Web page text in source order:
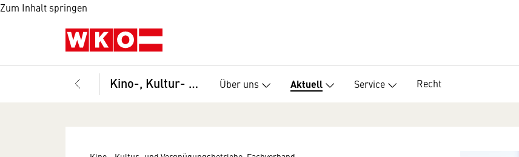
Zum Inhalt springen
Kino-, Kultur- und Vergnügungsbetriebe, Fachverband Über uns Aktuell Service Recht